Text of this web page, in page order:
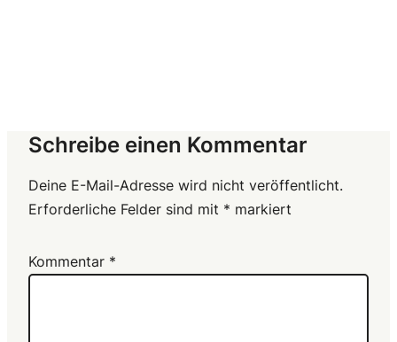
Schreibe einen Kommentar
Deine E-Mail-Adresse wird nicht veröffentlicht.
Erforderliche Felder sind mit * markiert
Kommentar *